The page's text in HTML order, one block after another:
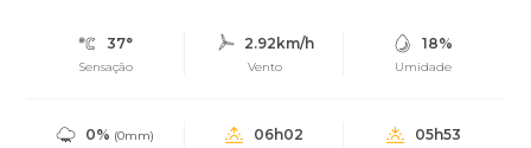
37°
Sensação
2.92km/h
Vento
18%
Umidade
0% (0mm)
06h02 05h53